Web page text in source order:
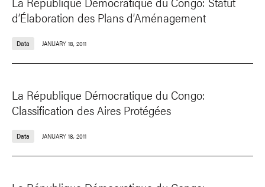
d’Élaboration des Plans d’Aménagement
Data JANUARY 18, 2011
La République Démocratique du Congo:
Classification des Aires Protégées
Data JANUARY 18, 2011